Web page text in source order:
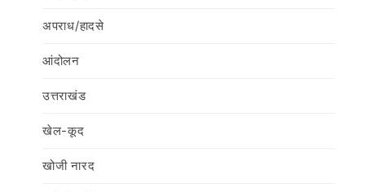
अपराध/हादसे
आंदोलन
उत्तराखंड
खेल-कूद
खोजी नारद